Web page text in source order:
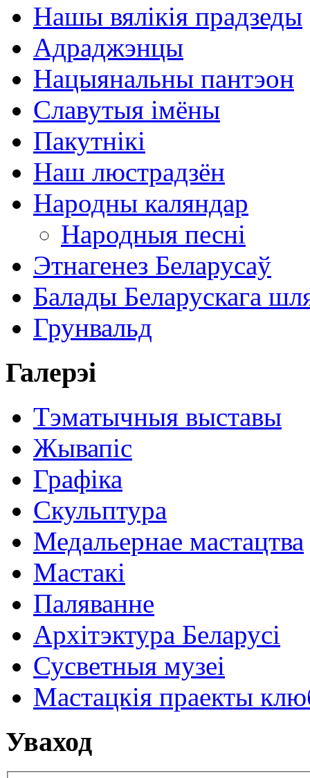
Нашы вялікія прадзеды
Адраджэнцы
Нацыянальны пантэон
Славутыя імёны
Пакутнікі
Наш люстрадзён
Народны каляндар
Народныя песні
Этнагенез Беларусаў
Балады Беларускага
Грунвальд
Галерэі
Тэматычныя выставы
Жывапіс
Графіка
Скульптура
Медальернае мастацтва
Мастакі
Паляванне
Архітэктура Беларусі
Сусветныя музеі
Мастацкія праекты
Уваход